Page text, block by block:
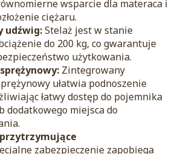
wsparcie dla materaca i
ciężaru.
udźwig:Stelaż jest w stanie
do 200 kg, co gwarantuje
użytkowania.
Zintegrowany
ułatwia podnoszenie
łatwy dostęp do pojemnika
dodatkowego miejsca do
zabezpieczenie zapobiega